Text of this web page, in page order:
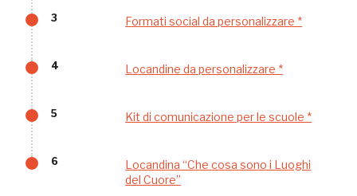
3 Formati social da personalizzare *
4 Locandine da personalizzare *
5 Kit di comunicazione per le scuole *
6
Locandina “Che cosa sono i Luoghi
del Cuore”
nei Beni FAI tutto l'anno
Gallerie